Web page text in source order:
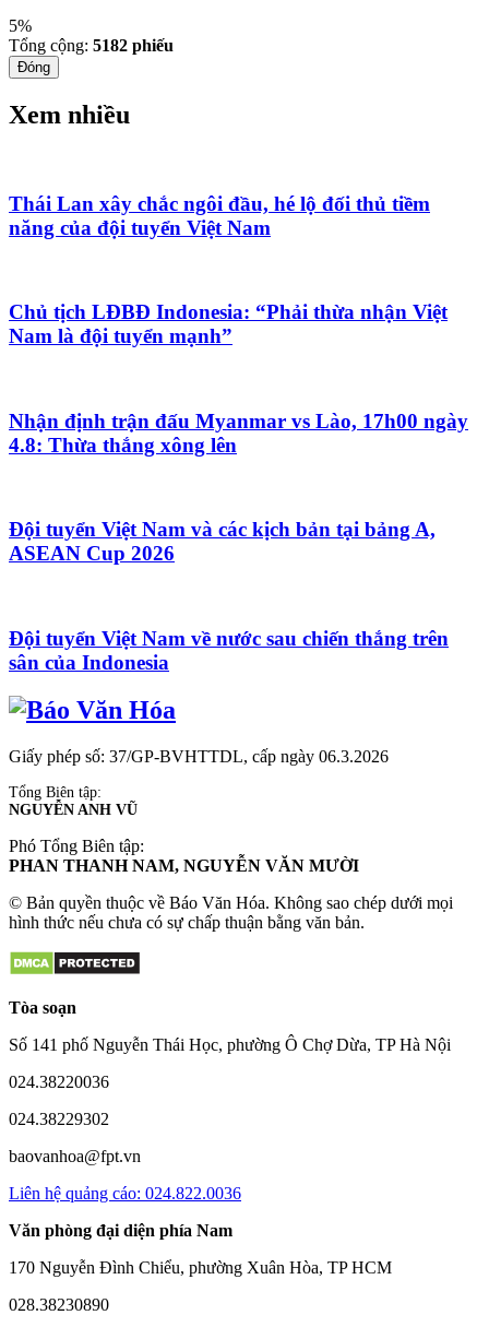
5%
Tổng cộng: 5182 phiếu
Đóng
Xem nhiều
Thái Lan xây chắc ngôi đầu, hé lộ đối thủ tiềm
năng của đội tuyển Việt Nam
Chủ tịch LĐBĐ Indonesia: “Phải thừa nhận Việt
Nam là đội tuyển mạnh”
Nhận định trận đấu Myanmar vs Lào, 17h00 ngày
4.8: Thừa thắng xông lên
Đội tuyển Việt Nam và các kịch bản tại bảng A,
ASEAN Cup 2026
Đội tuyển Việt Nam về nước sau chiến thắng trên
sân của Indonesia
Giấy phép số: 37/GP-BVHTTDL, cấp ngày 06.3.2026
Tổng Biên tập:
NGUYỄN ANH VŨ
Phó Tổng Biên tập:
PHAN THANH NAM, NGUYỄN VĂN MƯỜI
© Bản quyền thuộc về Báo Văn Hóa. Không sao chép dưới mọi
hình thức nếu chưa có sự chấp thuận bằng văn bản.
Tòa soạn
Số 141 phố Nguyễn Thái Học, phường Ô Chợ Dừa, TP Hà Nội
024.38220036
024.38229302
baovanhoa@fpt.vn
Liên hệ quảng cáo: 024.822.0036
Văn phòng đại diện phía Nam
170 Nguyễn Đình Chiểu, phường Xuân Hòa, TP HCM
028.38230890